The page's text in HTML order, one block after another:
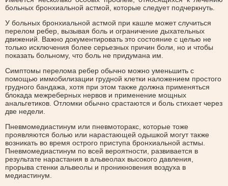
больных бронхиальной астмой, которые следует подчеркнуть.
У больных бронхиальной астмой при кашле может случиться
перелом ребер, вызывая боль и ограничение дыхательных
движений. Важно документировать это состояние с целью не
только исключения более серьезных причин боли, но и чтобы
показать больному, что боль не придумана им.
Симптомы перелома ребер обычно можно уменьшить с
помощью иммобилизации грудной клетки наложением простого
грудного бандажа, хотя при этом также должна применяться
блокада межреберных нервов и применение мощных
анальгетиков. Отломки обычно срастаются и боль стихает через
две недели.
Пневмомедиастинум или пневмоторакс, которые тоже
проявляются болью или нарастающей одышкой могут также
возникать во время острого приступа бронхиальной астмы.
Пневмомедиастинум по всей вероятности, развивается в
результате нарастания в альвеолах высокого давления,
прорыва стенки альвеолы и проникновения воздуха в
медиастинум.